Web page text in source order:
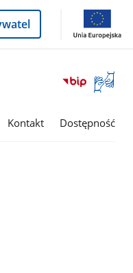
Otwórz
okno
Kontakt Dostępność